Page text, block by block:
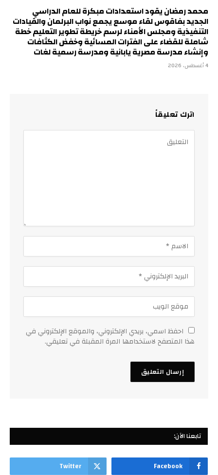
محمد رمضان يقود استعدادات مبكرة للعام الدراسي
الجديد بفاقوس لقاء موسع يجمع نواب البرلمان والقيادات
التنفيذية ومجلس الأمناء لرسم خريطة تطوير التعليم خطة
شاملة للقضاء على الفترات المسائية وخفض الكثافات
وإنشاء مدرسة مصرية يابانية ومدرسة رسمية لغات
4 أغسطس، 2026
اترك تعليقاً
احفظ اسمي، بريدي الإلكتروني، والموقع الإلكتروني في
هذا المتصفح لاستخدامها المرة المقبلة في تعليقي.
تابعنا الآن:
Facebook
Twitter